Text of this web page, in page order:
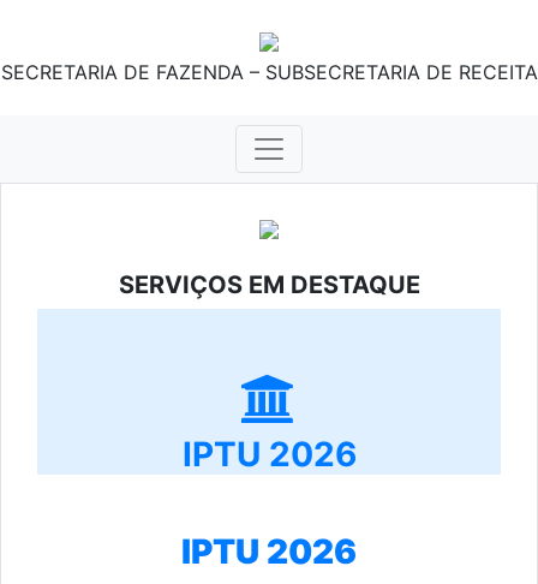
SECRETARIA DE FAZENDA – SUBSECRETARIA DE RECEITA
SERVIÇOS EM DESTAQUE
IPTU 2026
IPTU 2026